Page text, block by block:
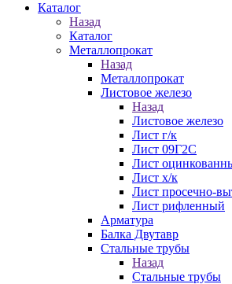
Каталог
Назад
Каталог
Металлопрокат
Назад
Металлопрокат
Листовое железо
Назад
Листовое железо
Лист г/к
Лист 09Г2С
Лист
Лист х/к
Лист просечно-
Лист рифленный
Арматура
Балка Двутавр
Стальные трубы
Назад
Стальные трубы